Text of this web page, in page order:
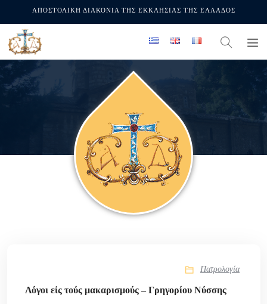
ΑΠΟΣΤΟΛΙΚΗ ΔΙΑΚΟΝΙΑ ΤΗΣ ΕΚΚΛΗΣΙΑΣ ΤΗΣ ΕΛΛΑΔΟΣ
Πατρολογία
Λόγοι εἰς τούς μακαρισμούς – Γρηγορίου Νύσσης